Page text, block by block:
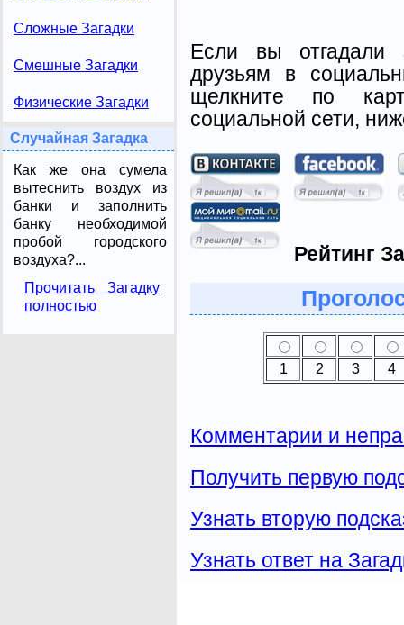
Сложные Загадки
Смешные Загадки
Физические Загадки
Случайная Загадка
Как же она сумела
вытеснить воздух из
банки и заполнить
банку необходимой
пробой городского
воздуха?...
Прочитать Загадку
полностью
Если вы отгадали
друзьям в
щелкните по
социальной сети,
Рейтинг
1 2 3 4
Комментарии и
Получить первую
Узнать вторую
Узнать ответ на